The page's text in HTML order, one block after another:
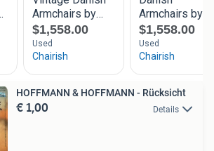
HOFFMANN & HOFFMANN - Rücksicht
€ 1,00 Details